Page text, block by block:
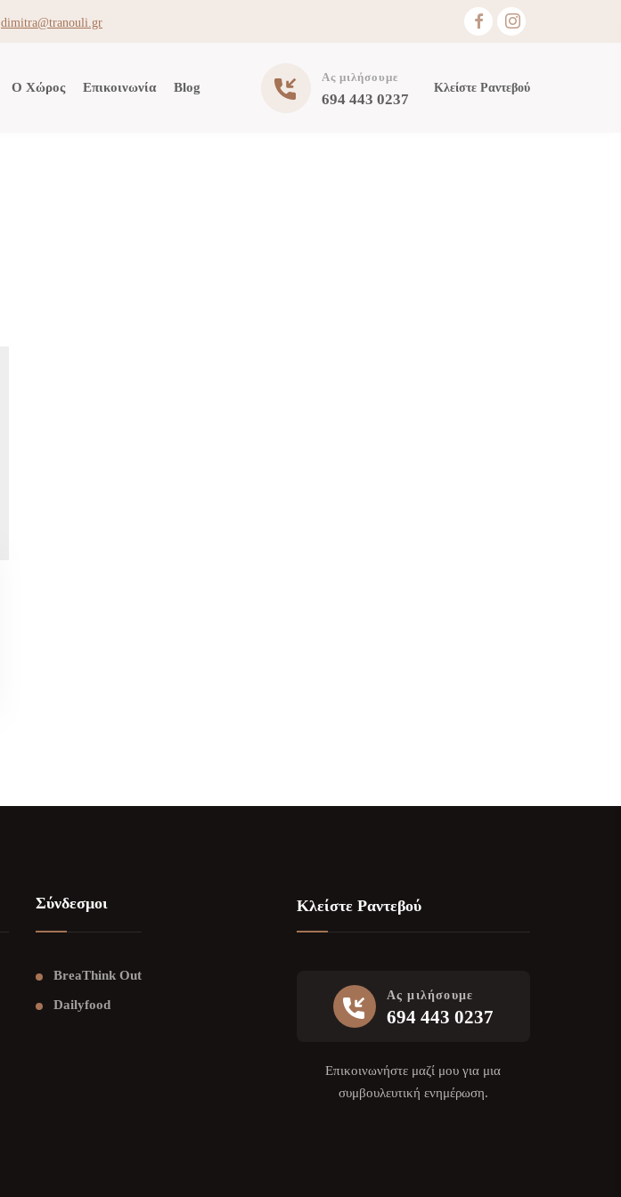
dimitra@tranouli.gr
Ας μιλήσουμε
694 443 0237
Κλείστε Ραντεβού
Ο Χώρος Επικοινωνία Blog
Σύνδεσμοι
BreaThink Out
Dailyfood
Κλείστε Ραντεβού
Ας μιλήσουμε
694 443 0237
Επικοινωνήστε μαζί μου για μια
συμβουλευτική ενημέρωση.